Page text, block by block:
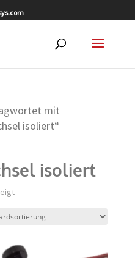
mit
isoliert“
isoliert